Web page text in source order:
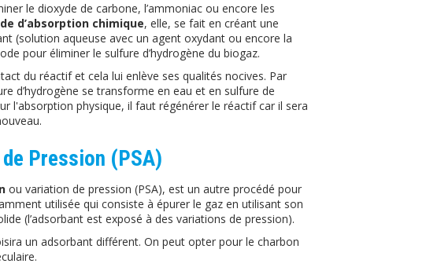
le dioxyde de carbone, l’ammoniac ou encore les
d’absorption chimique, elle, se fait en créant une
(solution aqueuse avec un agent oxydant ou encore la
pour éliminer le sulfure d’hydrogène du biogaz.
du réactif et cela lui enlève ses qualités nocives. Par
d’hydrogène se transforme en eau et en sulfure de
l'absorption physique, il faut régénérer le réactif car il sera
Pression (PSA)
ou variation de pression (PSA), est un autre procédé pour
utilisée qui consiste à épurer le gaz en utilisant son
(l’adsorbant est exposé à des variations de pression).
un adsorbant différent. On peut opter pour le charbon